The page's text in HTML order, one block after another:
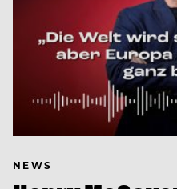
NEWS